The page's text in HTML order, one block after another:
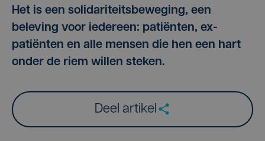
Het is een solidariteitsbeweging, een
beleving voor iedereen: patiënten, ex-
patiënten en alle mensen die hen een hart
onder de riem willen steken.
Deel artikel